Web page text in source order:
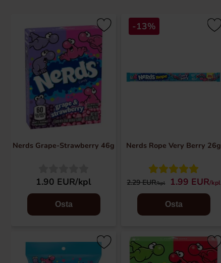
Nerds Grape-Strawberry 46g
1.90 EUR/kpl
Osta
-13%
Nerds Rope Very Berry 26g
2.29 EUR/kpl 1.99 EUR/kpl
Osta